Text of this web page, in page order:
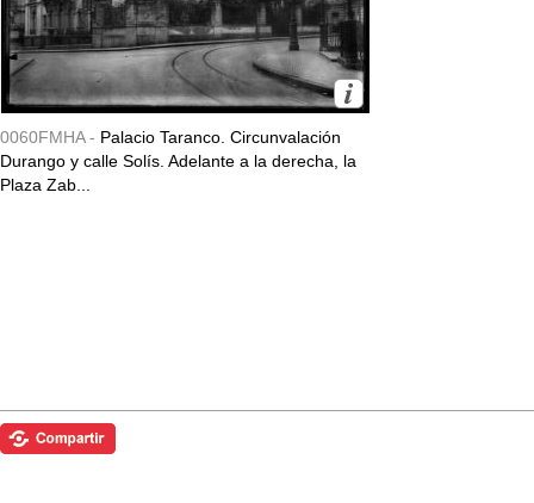
0060FMHA - Palacio Taranco. Circunvalación
Durango y calle Solís. Adelante a la derecha, la
Plaza Zab...